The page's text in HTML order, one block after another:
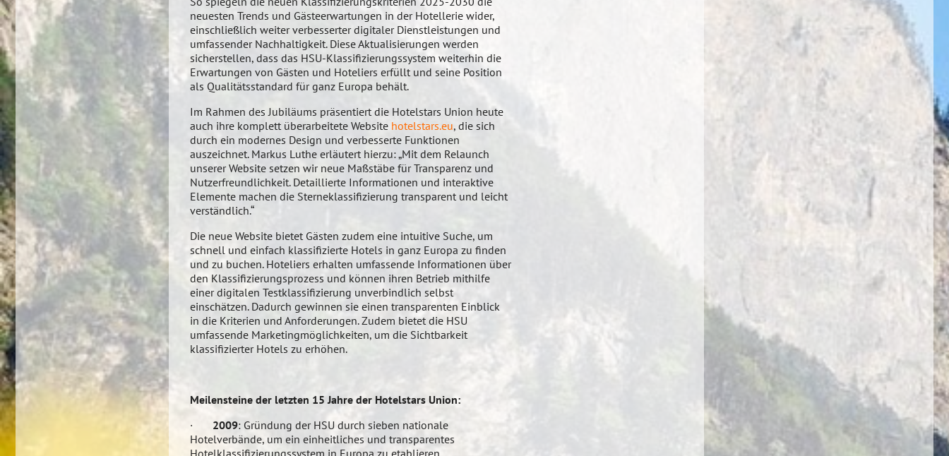
neuesten Trends und Gästeerwartungen in der Hotellerie wider,
einschließlich weiter verbesserter digitaler Dienstleistungen und
umfassender Nachhaltigkeit. Diese Aktualisierungen werden
sicherstellen, dass das HSU-Klassifizierungssystem weiterhin die
Erwartungen von Gästen und Hoteliers erfüllt und seine Position
als Qualitätsstandard für ganz Europa behält.
Im Rahmen des Jubiläums präsentiert die Hotelstars Union heute
auch ihre komplett überarbeitete Website hotelstars.eu, die sich
durch ein modernes Design und verbesserte Funktionen
auszeichnet. Markus Luthe erläutert hierzu: „Mit dem Relaunch
unserer Website setzen wir neue Maßstäbe für Transparenz und
Nutzerfreundlichkeit. Detaillierte Informationen und interaktive
Elemente machen die Sterneklassifizierung transparent und leicht
verständlich.“
Die neue Website bietet Gästen zudem eine intuitive Suche, um
schnell und einfach klassifizierte Hotels in ganz Europa zu finden
und zu buchen. Hoteliers erhalten umfassende Informationen über
den Klassifizierungsprozess und können ihren Betrieb mithilfe
einer digitalen Testklassifizierung unverbindlich selbst
einschätzen. Dadurch gewinnen sie einen transparenten Einblick
in die Kriterien und Anforderungen. Zudem bietet die HSU
umfassende Marketingmöglichkeiten, um die Sichtbarkeit
klassifizierter Hotels zu erhöhen.
Meilensteine der letzten 15 Jahre der Hotelstars Union:
· 2009: Gründung der HSU durch sieben nationale
Hotelverbände, um ein einheitliches und transparentes